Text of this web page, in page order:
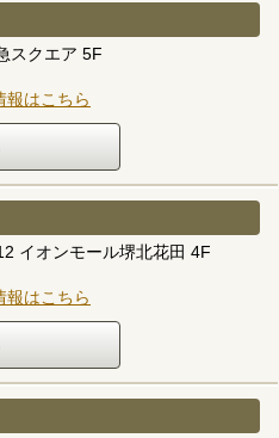
スクエア 5F
報はこちら
イオンモール堺北花田 4F
報はこちら